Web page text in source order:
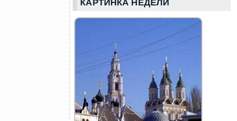
КАРТИНКА НЕДЕЛИ